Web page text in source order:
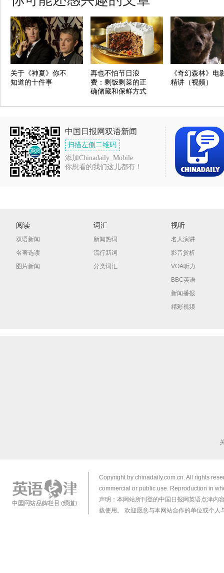
关于《神夏》你不
知道的十件事
再也不怕节日浪
费：剩饭剩菜的正
确储藏和保鲜方式
《奇幻森林》电
精讲（视频）
中国日报网双语新闻
扫描左侧二维码
添加Chinadaily_Mobile
你想看的我们这儿都有！
阅读
双语新闻
名著选读
图片新闻
词汇
新闻热词
流行新词
分类词汇
视听
名人演讲
影音赏析
VOA听力
BBC英语
新闻播报
精彩视频
Copyright by chinadaily.com.cn. All rights
commercial or public use. Reproduction in
声明：本网站所刊登的中国日报网英语点津内
载使用。 欢迎愿意与本网站合作的单位或个人